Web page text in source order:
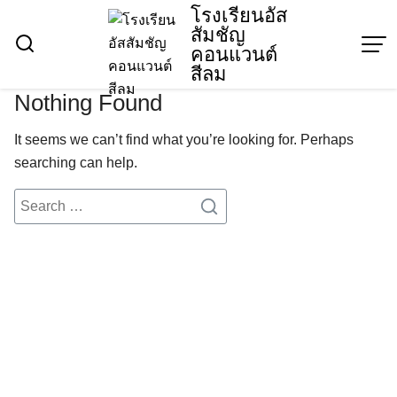
content
โรงเรียนอัส
สัมชัญ
คอนแวนต์
สีลม
Nothing Found
It seems we can’t find what you’re looking for. Perhaps
searching can help.
Search
for: